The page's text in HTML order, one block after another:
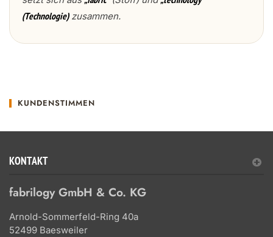
(Technologie)zusammen.
KUNDENSTIMMEN
KONTAKT
fabrilogy GmbH & Co. KG
Arnold-Sommerfeld-Ring 40a
52499 Baesweiler